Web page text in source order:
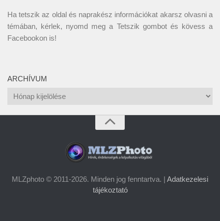
Ha tetszik az oldal és naprakész információkat akarsz olvasni a
témában, kérlek, nyomd meg a Tetszik gombot és kövess a
Facebookon is!
ARCHÍVUM
Archívum
MLZphoto © 2011-2026. Minden jog fenntartva. | Adatkezelesi
tájékoztató